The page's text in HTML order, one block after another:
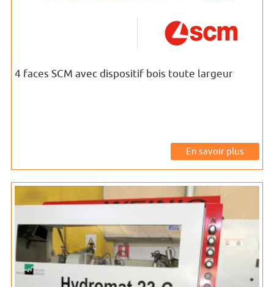
4 faces SCM avec dispositif bois toute largeur
En savoir plus